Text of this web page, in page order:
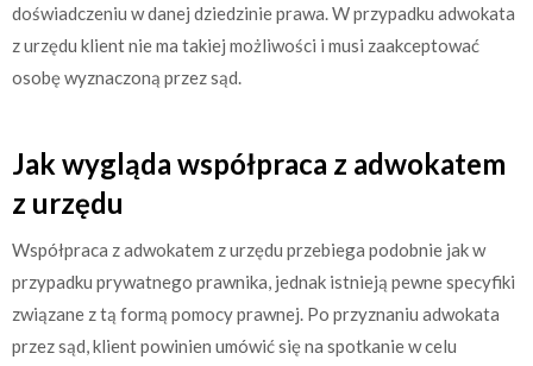
doświadczeniu w danej dziedzinie prawa. W przypadku adwokata
z urzędu klient nie ma takiej możliwości i musi zaakceptować
osobę wyznaczoną przez sąd.
Jak wygląda współpraca z adwokatem
z urzędu
Współpraca z adwokatem z urzędu przebiega podobnie jak w
przypadku prywatnego prawnika, jednak istnieją pewne specyfiki
związane z tą formą pomocy prawnej. Po przyznaniu adwokata
przez sąd, klient powinien umówić się na spotkanie w celu